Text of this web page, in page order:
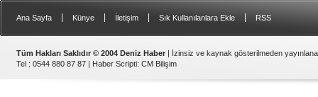
Ana Sayfa Künye İletişim Sık Kullanılanlara Ekle RSS
Tüm Hakları Saklıdır © 2004 Deniz Haber | İzinsiz ve kaynak gösterilmeden
Tel : 0544 880 87 87 | Haber Scripti: CM Bilişim